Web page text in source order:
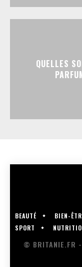
QUELLES
BEAUTÉ BIEN-
SPORT
© BRITANIE.FR -